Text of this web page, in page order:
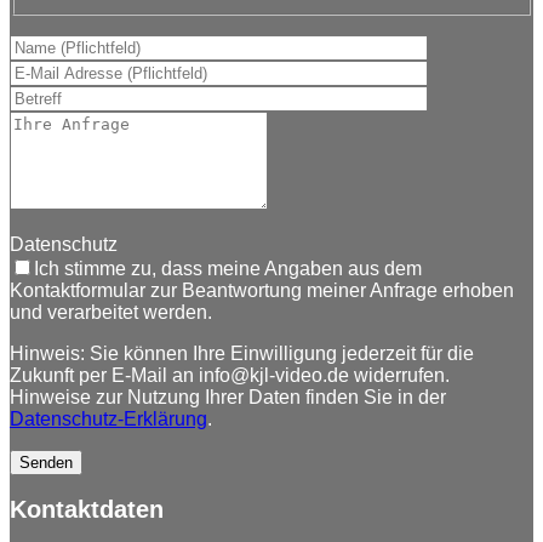
Datenschutz
Ich stimme zu, dass meine Angaben aus dem
Kontaktformular zur Beantwortung meiner Anfrage erhoben
und verarbeitet werden.
Hinweis: Sie können Ihre Einwilligung jederzeit für die
Zukunft per E-Mail an info@kjl-video.de widerrufen.
Hinweise zur Nutzung Ihrer Daten finden Sie in der
Datenschutz-Erklärung.
Kontaktdaten